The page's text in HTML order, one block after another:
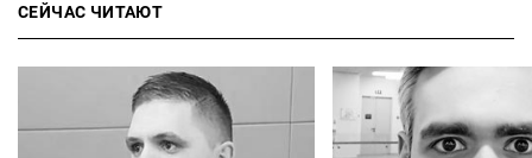
СЕЙЧАС ЧИТАЮТ